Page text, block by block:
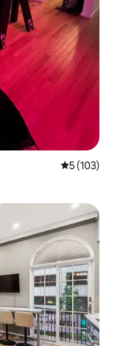
평점 5점(5
5 (103)